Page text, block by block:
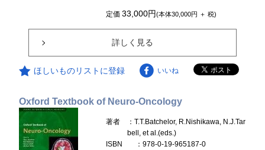
定価33,000円(本体30,000円 ＋ 税)
詳しく見る
ほしいものリストに登録 いいね
Oxford Textbook of Neuro-Oncology
著者
：T.T.Batchelor, R.Nishikawa, N.J.Tar
bell, et al.(eds.)
ISBN
：978-0-19-965187-0